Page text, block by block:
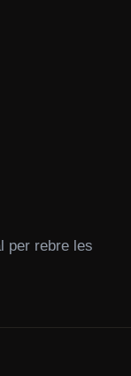
per rebre les